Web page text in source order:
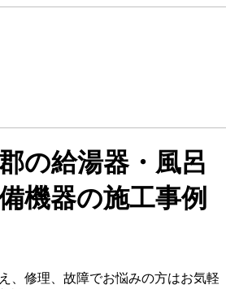
の給湯器・風呂
機器の施工事例
、修理、故障でお悩みの方はお気軽